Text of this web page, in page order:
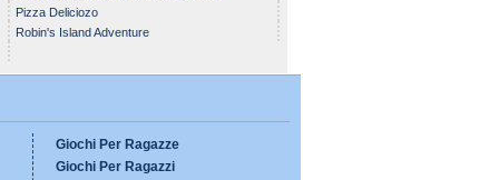
Pizza Deliciozo
Robin's Island Adventure
Giochi Per Ragazze
Giochi Per Ragazzi